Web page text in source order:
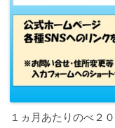
１ヵ月あたりのべ２